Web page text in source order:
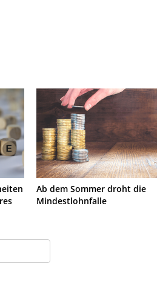
Ab dem Sommer droht die
Mindestlohnfalle